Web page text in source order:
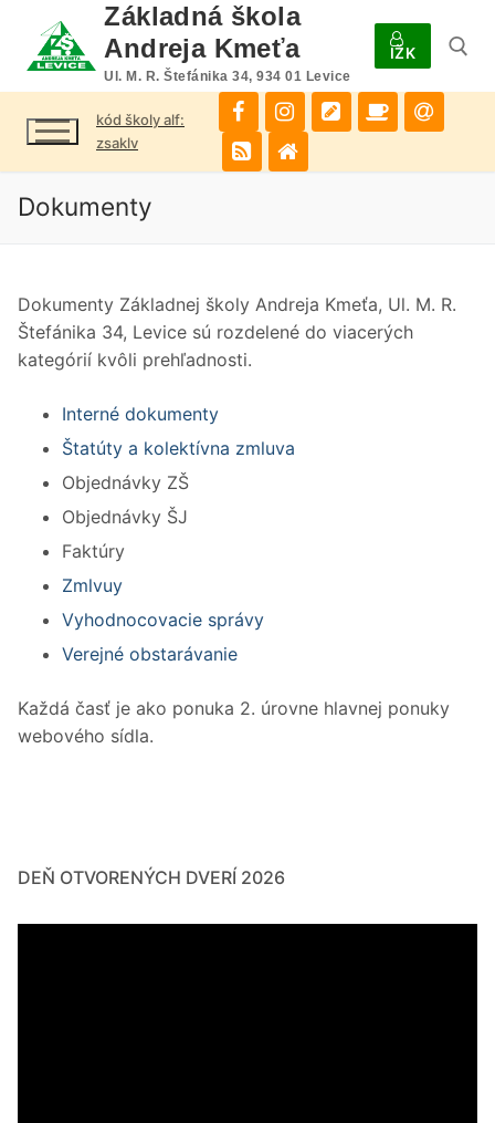
obsah
Základná škola
Andreja Kmeťa
Ul. M. R. Štefánika 34, 934 01 Levice
IŽK
Hľadať:
kód školy alf:
zsaklv
Dokumenty
Dokumenty Základnej školy Andreja Kmeťa, Ul. M. R.
Štefánika 34, Levice sú rozdelené do viacerých
kategórií kvôli prehľadnosti.
Interné dokumenty
Štatúty a kolektívna zmluva
Objednávky ZŠ
Objednávky ŠJ
Faktúry
Zmlvuy
Vyhodnocovacie správy
Verejné obstarávanie
Každá časť je ako ponuka 2. úrovne hlavnej ponuky
webového sídla.
DEŇ OTVORENÝCH DVERÍ 2026